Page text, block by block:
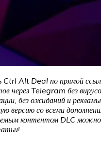
Ctrl Alt Deal по прямой
через Telegram без
без ожиданий и
версию со всеми
контентом DLC можно